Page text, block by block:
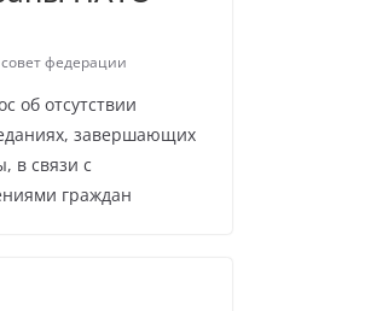
совет федерации
об отсутствии
завершающих
в связи с
граждан